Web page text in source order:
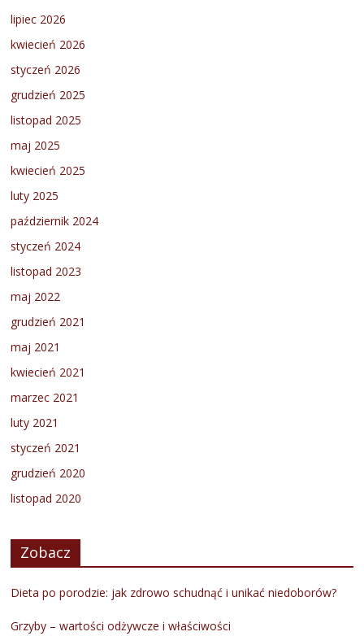
lipiec 2026
kwiecień 2026
styczeń 2026
grudzień 2025
listopad 2025
maj 2025
kwiecień 2025
luty 2025
październik 2024
styczeń 2024
listopad 2023
maj 2022
grudzień 2021
maj 2021
kwiecień 2021
marzec 2021
luty 2021
styczeń 2021
grudzień 2020
listopad 2020
Zobacz
Dieta po porodzie: jak zdrowo schudnąć i unikać niedoborów?
Grzyby – wartości odżywcze i właściwości